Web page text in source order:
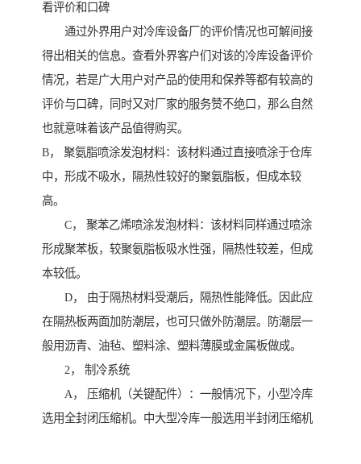
看评价和口碑
通过外界用户对冷库设备厂的评价情况也可解间接
得出相关的信息。查看外界客户们对该的冷库设备评价
情况，若是广大用户对产品的使用和保养等都有较高的
评价与口碑，同时又对厂家的服务赞不绝口，那么自然
也就意味着该产品值得购买。
B， 聚氨脂喷涂发泡材料：该材料通过直接喷涂于仓库
中，形成不吸水，隔热性较好的聚氨脂板，但成本较
高。
C， 聚苯乙烯喷涂发泡材料：该材料同样通过喷涂
形成聚苯板，较聚氨脂板吸水性强，隔热性较差，但成
本较低。
D， 由于隔热材料受潮后，隔热性能降低。因此应
在隔热板两面加防潮层，也可只做外防潮层。防潮层一
般用沥青、油毡、塑料涂、塑料薄膜或金属板做成。
2， 制冷系统
A， 压缩机（关键配件）：一般情况下，小型冷库
选用全封闭压缩机。中大型冷库一般选用半封闭压缩机